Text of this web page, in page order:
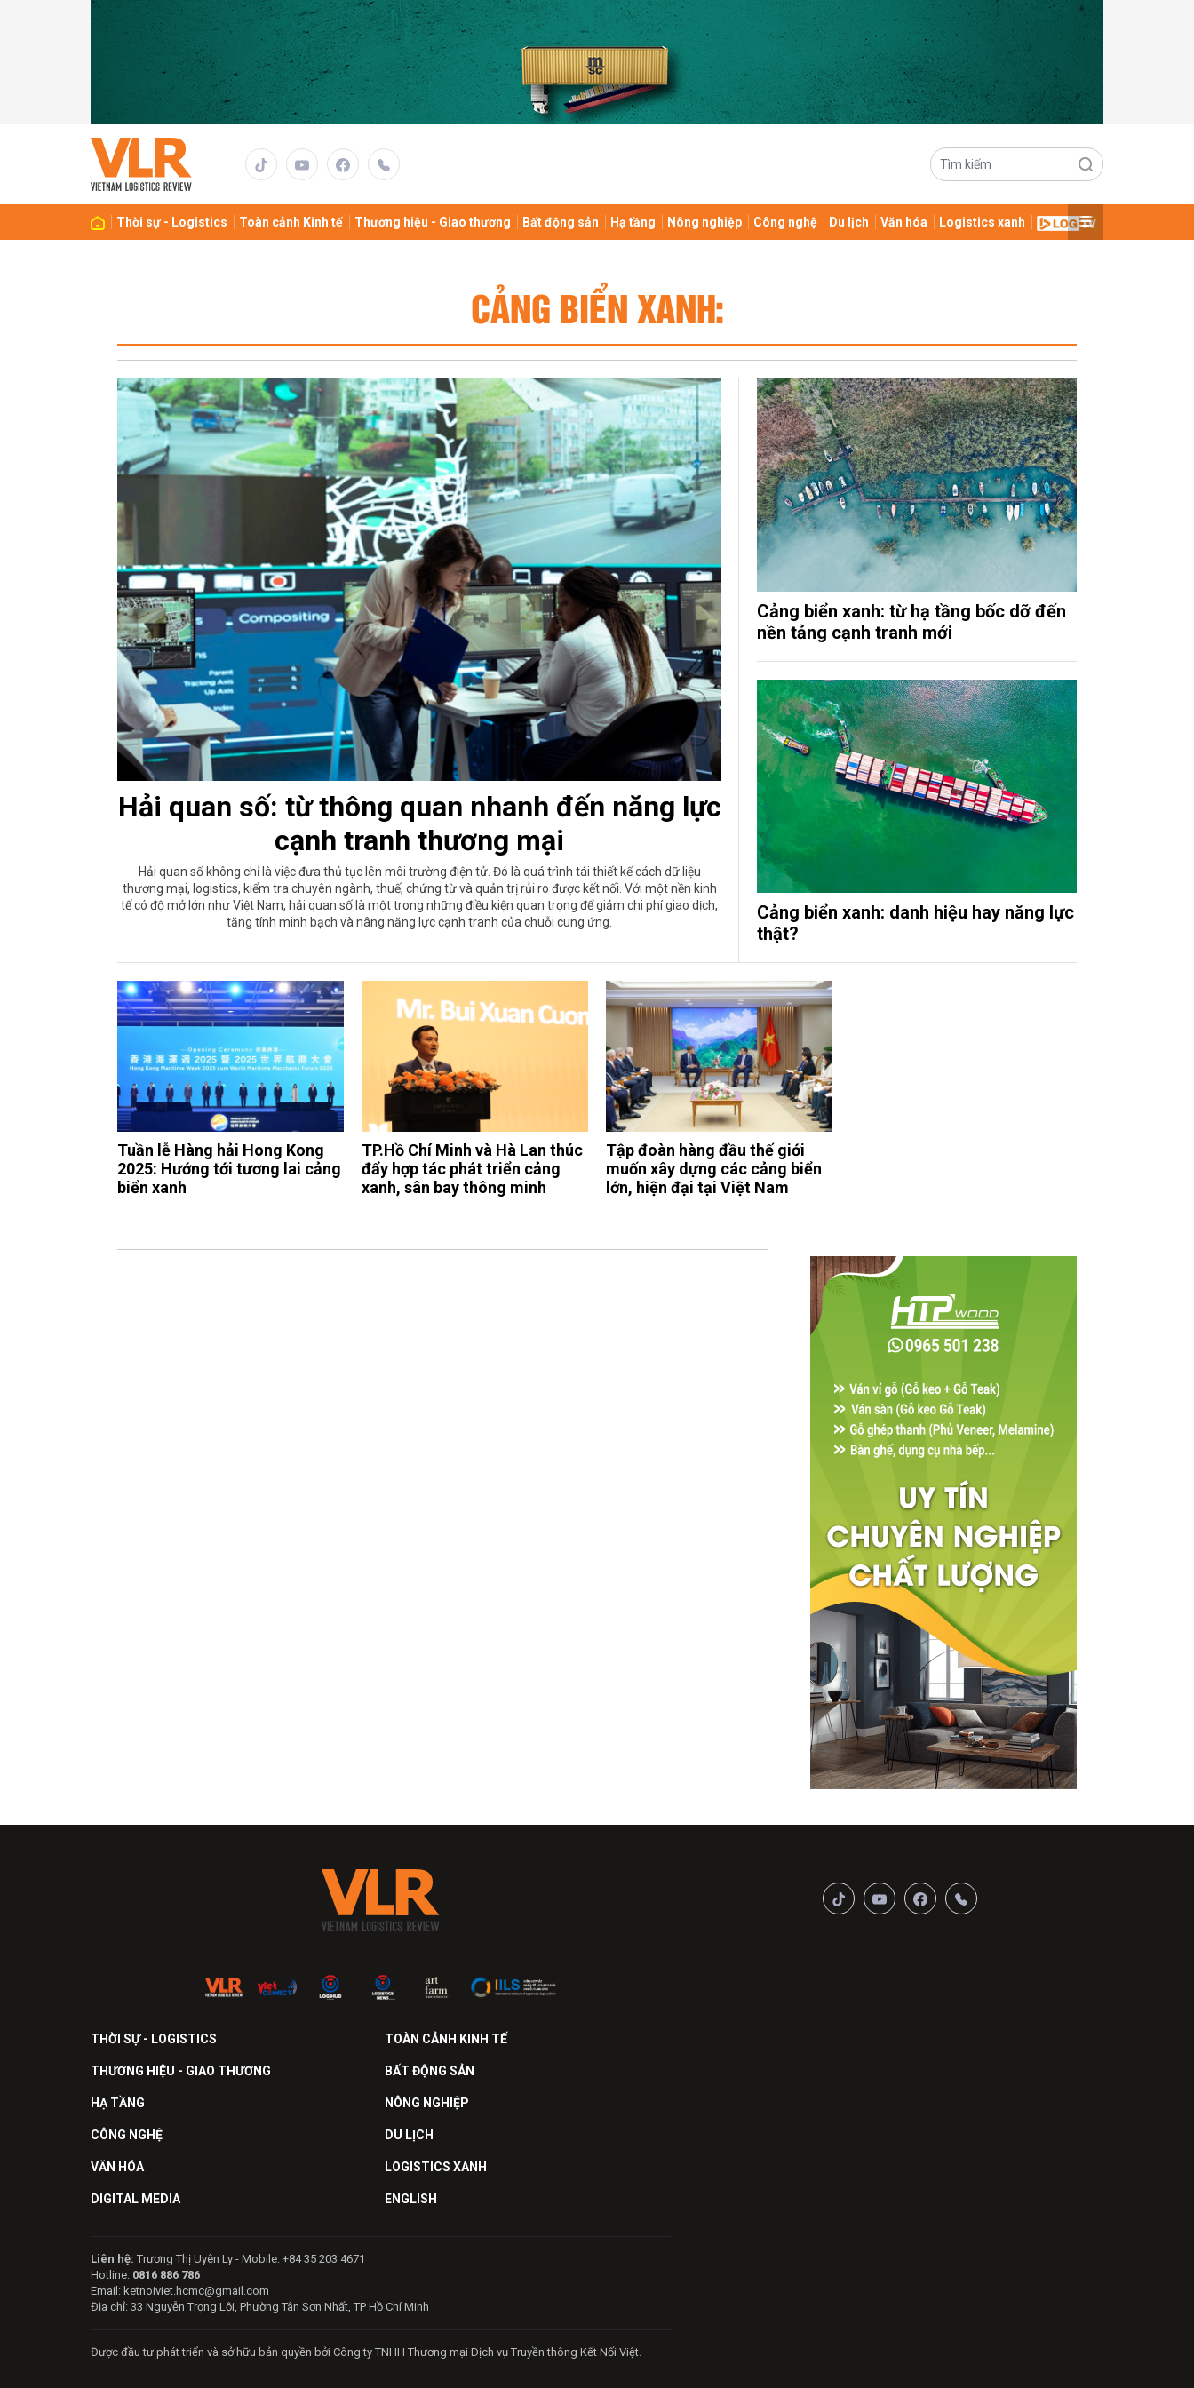
Thời sự - Logistics Toàn cảnh Kinh tế Thương hiệu - Giao thương Bất động sản Hạ tầng Nông nghiệp Công nghệ Du lịch Văn hóa Logistics xanh
CẢNG BIỂN XANH:
Hải quan số: từ thông quan nhanh đến năng lực
cạnh tranh thương mại
Hải quan số không chỉ là việc đưa thủ tục lên môi trường điện tử. Đó là quá trình tái thiết kế cách dữ liệu
thương mại, logistics, kiểm tra chuyên ngành, thuế, chứng từ và quản trị rủi ro được kết nối. Với một nền kinh
tế có độ mở lớn như Việt Nam, hải quan số là một trong những điều kiện quan trọng để giảm chi phí giao dịch,
tăng tính minh bạch và nâng năng lực cạnh tranh của chuỗi cung ứng.
Cảng biển xanh: từ hạ tầng bốc dỡ đến
nền tảng cạnh tranh mới
Cảng biển xanh: danh hiệu hay năng lực
thật?
Tuần lễ Hàng hải Hong Kong
2025: Hướng tới tương lai cảng
biển xanh
TP.Hồ Chí Minh và Hà Lan thúc
đẩy hợp tác phát triển cảng
xanh, sân bay thông minh
Tập đoàn hàng đầu thế giới
muốn xây dựng các cảng biển
lớn, hiện đại tại Việt Nam
THỜI SỰ - LOGISTICS TOÀN CẢNH KINH TẾ
THƯƠNG HIỆU - GIAO THƯƠNG BẤT ĐỘNG SẢN
HẠ TẦNG NÔNG NGHIỆP
CÔNG NGHỆ DU LỊCH
VĂN HÓA LOGISTICS XANH
DIGITAL MEDIA ENGLISH
Liên hệ: Trương Thị Uyên Ly - Mobile: +84 35 203 4671
Hotline: 0816 886 786
Email: ketnoiviet.hcmc@gmail.com
Địa chỉ: 33 Nguyễn Trọng Lội, Phường Tân Sơn Nhất, TP Hồ Chí Minh
Được đầu tư phát triển và sở hữu bản quyền bởi Công ty TNHH Thương mại Dịch vụ Truyền thông Kết Nối Việt.